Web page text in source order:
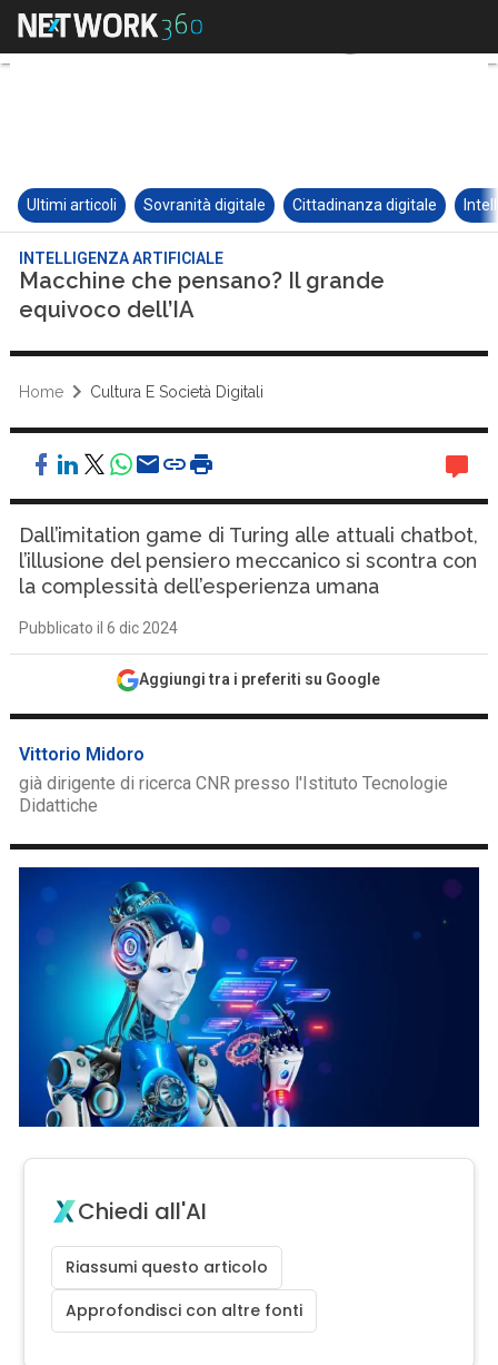
Ultimi articoli Sovranità digitale Cittadinanza digitale
INTELLIGENZA ARTIFICIALE
Macchine che pensano? Il grande
equivoco dell’IA
Home Cultura E Società Digitali
Dall’imitation game di Turing alle attuali chatbot,
l’illusione del pensiero meccanico si scontra con
la complessità dell’esperienza umana
Pubblicato il 6 dic 2024
Aggiungi tra i preferiti su Google
Vittorio Midoro
già dirigente di ricerca CNR presso l'Istituto Tecnologie
Didattiche
Chiedi all'AI
Riassumi questo articolo
Approfondisci con altre fonti